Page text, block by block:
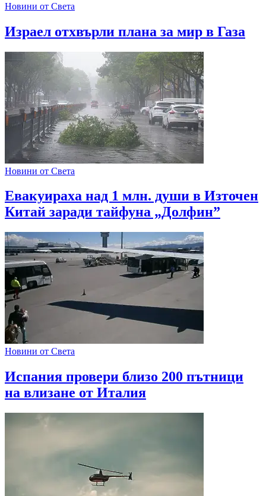
Новини от Света
Израел отхвърли плана за мир в Газа
Новини от Света
Евакуираха над 1 млн. души в Източен
Китай заради тайфуна „Долфин”
Новини от Света
Испания провери близо 200 пътници
на влизане от Италия